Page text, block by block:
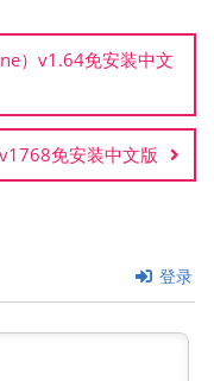
）v1.64免安装中文
免安装中文版
登录